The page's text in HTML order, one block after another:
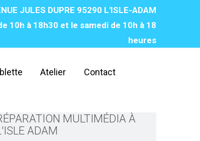
JULES DUPRE 95290 L'ISLE-ADAM
10h à 18h30 et le samedi de 10h à 18
heures‌
Atelier Contact
MULTIMÉDIA À
ADAM